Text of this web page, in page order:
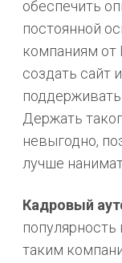
обеспечить
постоянной
компаниям от
создать сайт
Держать
невыгодно,
лучше
Кадровый
таким